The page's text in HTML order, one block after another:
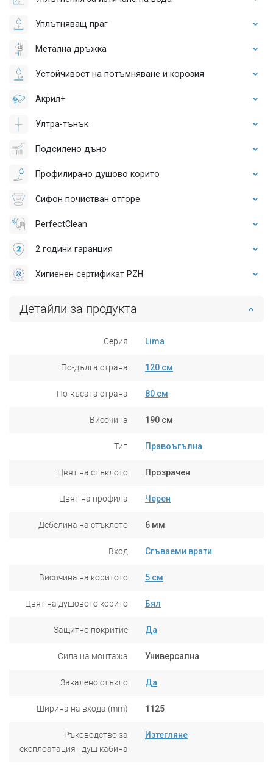
Уплътняващ праг
Метална дръжка
Устойчивост на потъмняване и корозия
Акрил+
Ултра-тънък
Подсилено дъно
Профилирано душово корито
Сифон почистван отгоре
PerfectClean
2 години гаранция
Хигиенен сертификат PZH
Детайли за продукта
Серия Lima
По-дълга страна 120 см
По-късата страна 80 см
Височина 190 см
Тип Правоъгълна
Цвят на стъклото Прозрачен
Цвят на профила Черен
Дебелина на стъклото 6 мм
Вход Сгъваеми врати
Височина на коритото 5 см
Цвят на душовото корито Бял
Защитно покритие Да
Сила на монтажа Универсална
Закалено стъкло Да
Ширина на входа (mm) 1125
Ръководство за
експлоатация - душ кабина
Изтегляне